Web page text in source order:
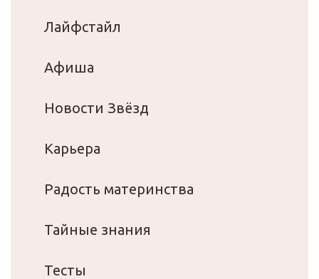
Лайфстайл
Афиша
Новости Звёзд
Карьера
Радость материнства
Тайные знания
Тесты